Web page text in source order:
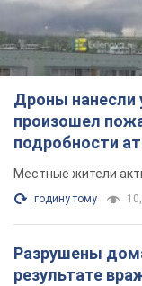
Дроны нанесли
произошел
подробности
Местные жители
годину тому
Разрушены
результате